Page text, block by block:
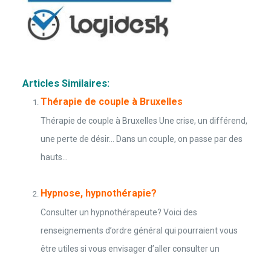
Articles Similaires:
Thérapie de couple à Bruxelles
Thérapie de couple à Bruxelles Une crise, un différend,
une perte de désir… Dans un couple, on passe par des
hauts...
Hypnose, hypnothérapie?
Consulter un hypnothérapeute? Voici des
renseignements d’ordre général qui pourraient vous
être utiles si vous envisager d’aller consulter un